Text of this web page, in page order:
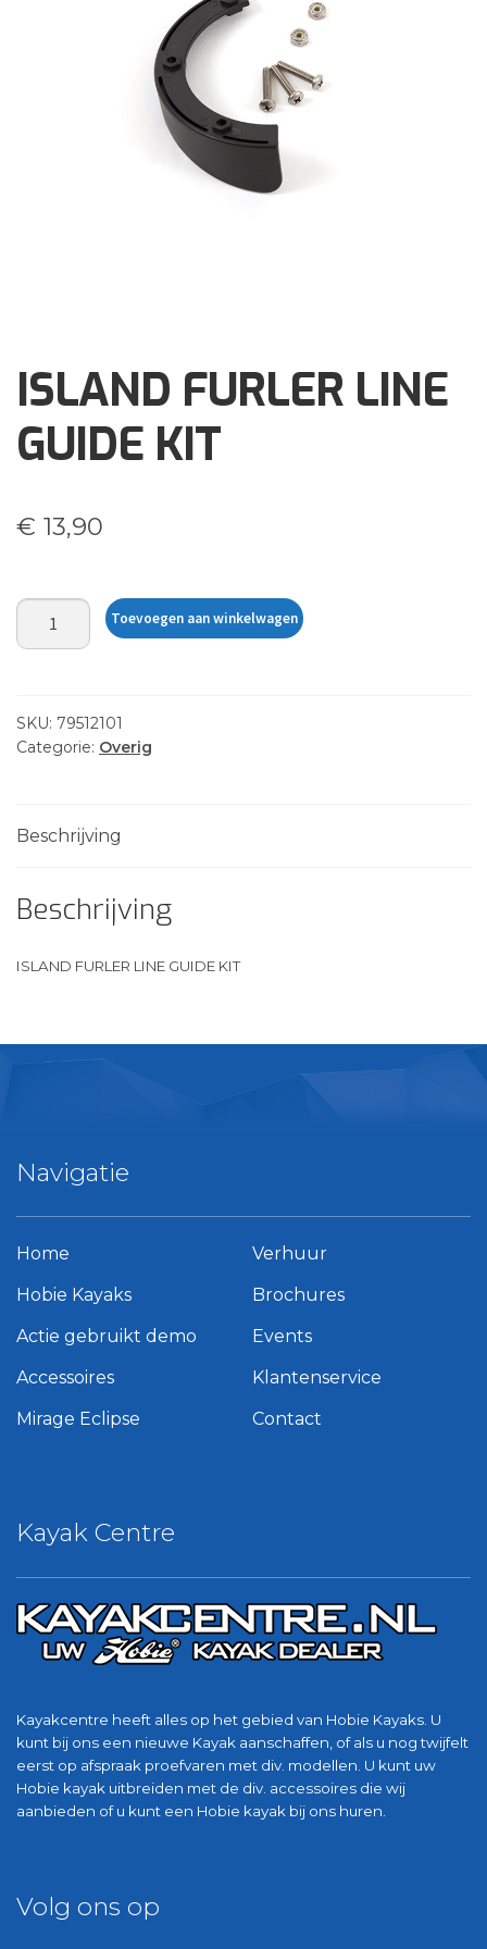
ISLAND FURLER LINE
GUIDE KIT
€ 13,90
ISLAND
FURLER
KIT
aantal
Toevoegen aan winkelwagen
SKU: 79512101
Categorie: Overig
Beschrijving
Beschrijving
ISLAND FURLER LINE GUIDE KIT
Kayak Centre
Kayakcentre heeft alles op het gebied van Hobie Kayaks. U
kunt bij ons een nieuwe Kayak aanschaffen, of als u nog twijfelt
eerst op afspraak proefvaren met div. modellen. U kunt uw
Hobie kayak uitbreiden met de div. accessoires die wij
aanbieden of u kunt een Hobie kayak bij ons huren.
Navigatie
Home
Hobie Kayaks
Actie gebruikt demo
Accessoires
Mirage Eclipse
Verhuur
Brochures
Events
Klantenservice
Contact
Volg ons op